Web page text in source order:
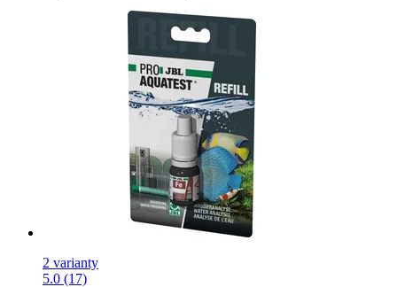
2 varianty
5.0 (17)